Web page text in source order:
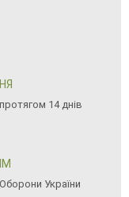
14 днів
України